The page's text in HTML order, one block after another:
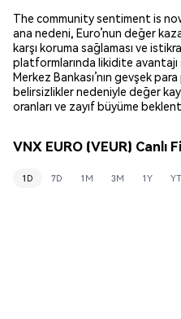
The community sentiment is
ana nedeni, Euro’nun değer
karşı koruma sağlaması ve
platformlarında likidite avantajı
Merkez Bankası’nın gevşek
belirsizlikler nedeniyle değer
oranları ve zayıf büyüme
VNX EURO (VEUR) Canlı
1D 7D 1M 3M 1Y